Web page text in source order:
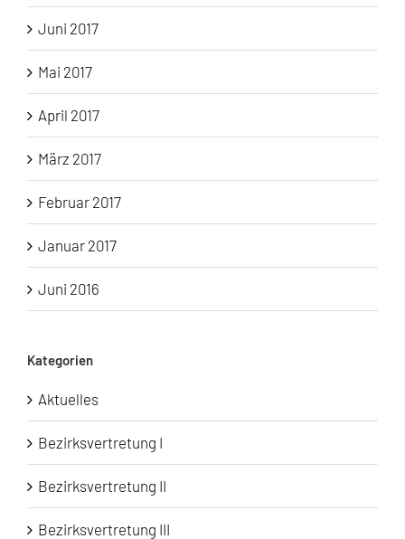
Juni 2017
Mai 2017
April 2017
März 2017
Februar 2017
Januar 2017
Juni 2016
Kategorien
Aktuelles
Bezirksvertretung I
Bezirksvertretung II
Bezirksvertretung III